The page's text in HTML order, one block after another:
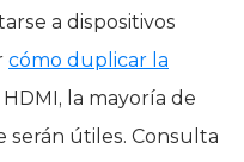
a dispositivos
cómo duplicar la
HDMI, la mayoría de
serán útiles. Consulta